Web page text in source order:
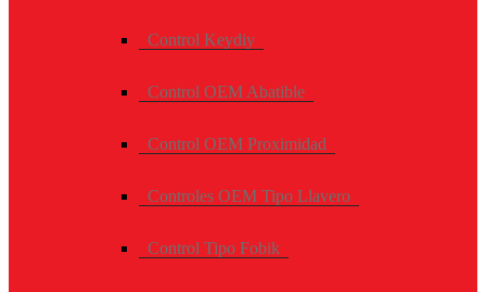
Control Keydiy
Control OEM Abatible
Control OEM Proximidad
Controles OEM Tipo Llavero
Control Tipo Fobik